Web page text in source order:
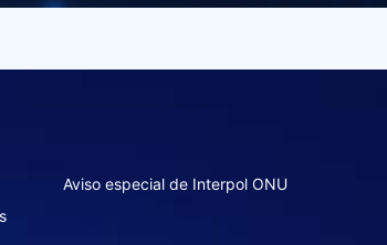
Aviso especial de Interpol ONU